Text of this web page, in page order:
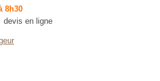
8h30
devis en ligne